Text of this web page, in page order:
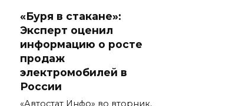
«Буря в стакане»:
Эксперт оценил
информацию о росте
продаж
электромобилей в
России
«Автостат Инфо» во вторник,